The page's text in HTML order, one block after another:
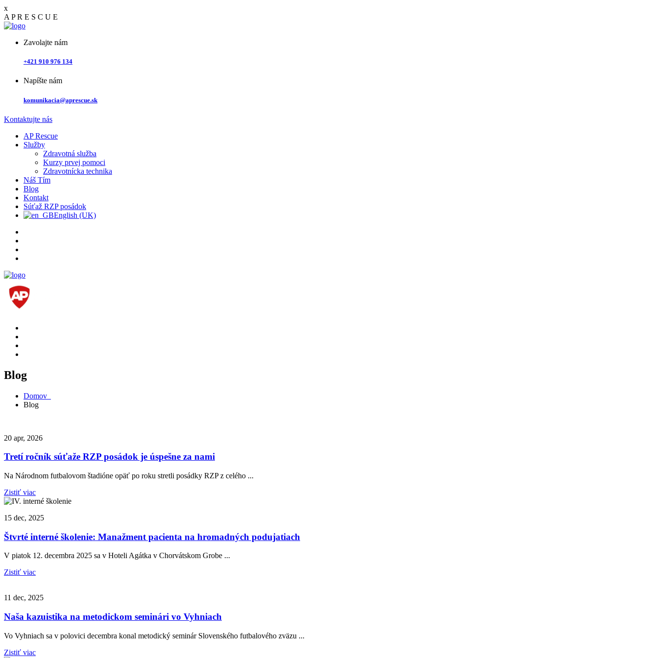
x
A PR E S C U E
Zavolajte nám
+421 910 976 134
Napíšte nám
komunikacia@aprescue.sk
Kontaktujte nás
AP Rescue
Služby
Zdravotná služba
Kurzy prvej pomoci
Zdravotnícka technika
Náš Tím
Blog
Kontakt
Súťaž RZP posádok
English (UK)
Blog
Domov
Blog
20 apr, 2026
Tretí ročník súťaže RZP posádok je úspešne za nami
Na Národnom futbalovom štadióne opäť po roku stretli posádky RZP z celého ...
Zistiť viac
15 dec, 2025
Štvrté interné školenie: Manažment pacienta na hromadných podujatiach
V piatok 12. decembra 2025 sa v Hoteli Agátka v Chorvátskom Grobe ...
Zistiť viac
11 dec, 2025
Naša kazuistika na metodickom seminári vo Vyhniach
Vo Vyhniach sa v polovici decembra konal metodický seminár Slovenského futbalového zväzu ...
Zistiť viac